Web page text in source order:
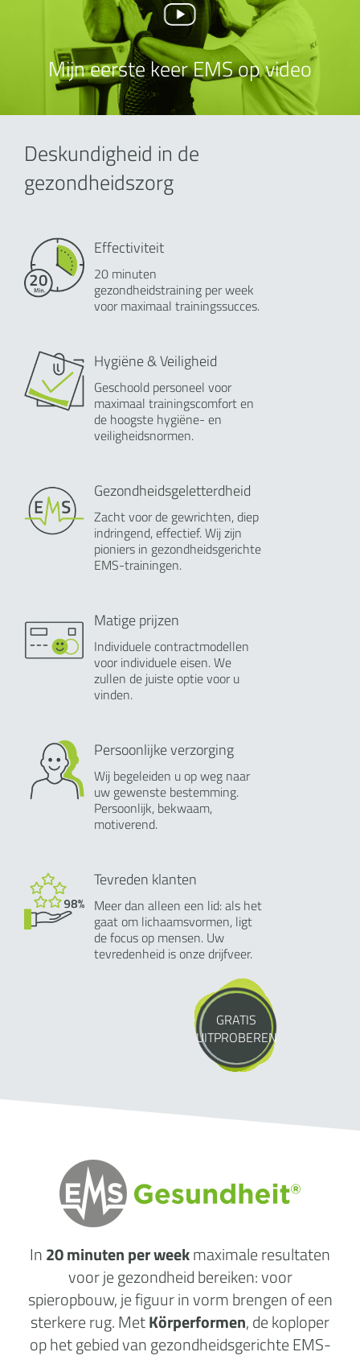
Mijn eerste keer EMS op video
Deskundigheid in de
gezondheidszorg
Effectiviteit
20 minuten
gezondheidstraining per week
voor maximaal trainingssucces.
Hygiëne & Veiligheid
Geschoold personeel voor
maximaal trainingscomfort en
de hoogste hygiëne- en
veiligheidsnormen.
Gezondheidsgeletterdheid
Zacht voor de gewrichten, diep
indringend, effectief. Wij zijn
pioniers in gezondheidsgerichte
EMS-trainingen.
Matige prijzen
Individuele contractmodellen
voor individuele eisen. We
zullen de juiste optie voor u
vinden.
Persoonlijke verzorging
Wij begeleiden u op weg naar
uw gewenste bestemming.
Persoonlijk, bekwaam,
motiverend.
Tevreden klanten
Meer dan alleen een lid: als het
gaat om lichaamsvormen, ligt
de focus op mensen. Uw
tevredenheid is onze drijfveer.
GRATIS
UITPROBEREN
In20 minuten per weekmaximaleresultaten
voor je gezondheidbereiken: voor
spieropbouw, je figuur in vorm brengen of een
sterkere rug. MetKörperformen, de koploper
op het gebied van gezondheidsgerichte EMS-